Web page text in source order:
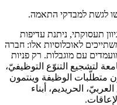
לגשת למבדקי התאמה.
תעסוקתי, ניתנת עדיפות
לאוכלוסיות אלו: חברה
עם מוגבלות. רק פניות
لتشجيع التنوّع التوظيفيّ،
متطلّبات الوظيفة وينتمون
الحريديم، أبناء